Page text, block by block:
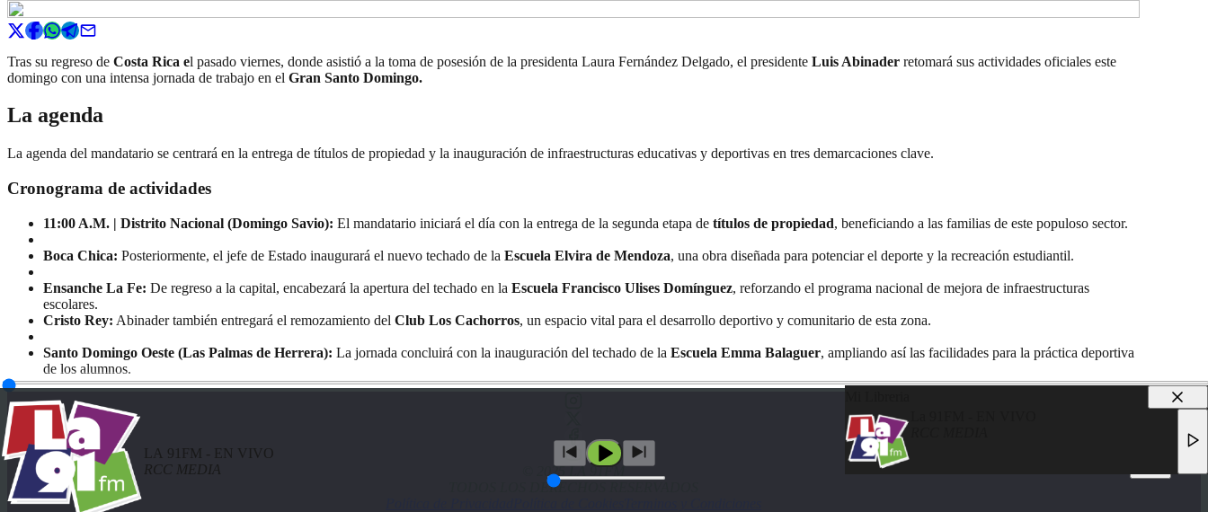
Tras su regreso de Costa Rica el pasado viernes, donde asistió a la toma de posesión de la presidenta Laura Fernández Delgado, el presidente Luis Abinader retomará sus actividades oficiales este
domingo con una intensa jornada de trabajo en el Gran Santo Domingo.
La agenda
La agenda del mandatario se centrará en la entrega de títulos de propiedad y la inauguración de infraestructuras educativas y deportivas en tres demarcaciones clave.
Cronograma de actividades
11:00 A.M. | Distrito Nacional (Domingo Savio): El mandatario iniciará el día con la entrega de la segunda etapa de títulos de propiedad, beneficiando a las familias de este populoso sector.
Boca Chica: Posteriormente, el jefe de Estado inaugurará el nuevo techado de la Escuela Elvira de Mendoza, una obra diseñada para potenciar el deporte y la recreación estudiantil.
Ensanche La Fe: De regreso a la capital, encabezará la apertura del techado en la Escuela Francisco Ulises Domínguez, reforzando el programa nacional de mejora de infraestructuras
escolares.
Cristo Rey: Abinader también entregará el remozamiento del Club Los Cachorros, un espacio vital para el desarrollo deportivo y comunitario de esta zona.
Santo Domingo Oeste (Las Palmas de Herrera): La jornada concluirá con la inauguración del techado de la Escuela Emma Balaguer, ampliando así las facilidades para la práctica deportiva
de los alumnos.
© 2025 LA 91FM
TODOS LOS DERECHOS RESERVADOS
LA 91FM - EN VIVO
RCC MEDIA